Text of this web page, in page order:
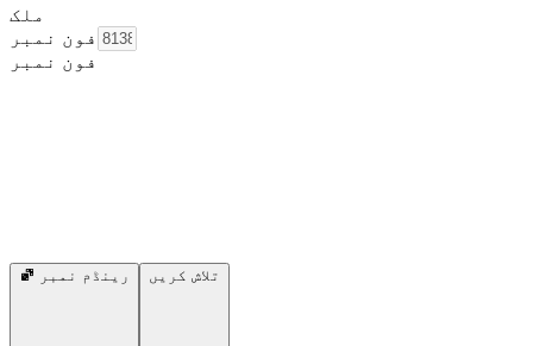
ملک
فون نمبر
فون نمبر
رینڈم نمبر تلاش کریں